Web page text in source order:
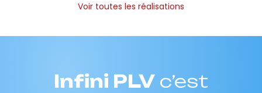
Voir toutes les réalisations
Infini PLV c’est